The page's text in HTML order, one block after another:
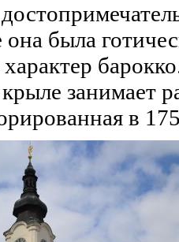
она была
характер
занимает
в